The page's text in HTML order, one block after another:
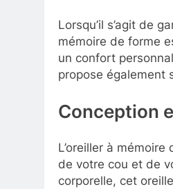
Lorsqu’il s’agit de
mémoire de forme
un confort
propose également
Conception
L’oreiller à
de votre cou et de
corporelle, cet